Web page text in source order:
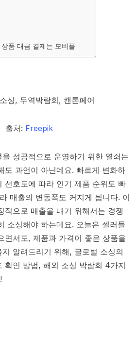
품 대금 결제는 모비플
출처: Freepik
성공적으로 운영하기 위한 열쇠는
도 과언이 아닌데요. 빠르게 변화하
선호도에 따라 인기 제품 순위도 빠
매출의 변동폭도 커지게 됩니다. 이
적으로 매출을 내기 위해서는 경쟁
소싱해야 하는데요. 오늘은 셀러들
면서도, 제품과 가격이 좋은 상품을
알려드리기 위해, 글로벌 소싱의
확인 방법, 해외 소싱 박람회 4가지